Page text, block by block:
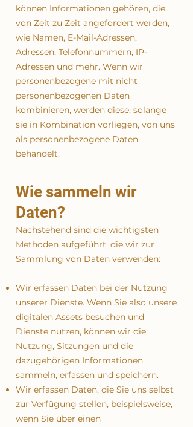
können Informationen gehören, die
von Zeit zu Zeit angefordert werden,
wie Namen, E-Mail-Adressen,
Adressen, Telefonnummern, IP-
Adressen und mehr. Wenn wir
personenbezogene mit nicht
personenbezogenen Daten
kombinieren, werden diese, solange
sie in Kombination vorliegen, von uns
als personenbezogene Daten
behandelt.
Wie sammeln wir
Daten?
Nachstehend sind die wichtigsten
Methoden aufgeführt, die wir zur
Sammlung von Daten verwenden:
Wir erfassen Daten bei der Nutzung
unserer Dienste. Wenn Sie also unsere
digitalen Assets besuchen und
Dienste nutzen, können wir die
Nutzung, Sitzungen und die
dazugehörigen Informationen
sammeln, erfassen und speichern.
Wir erfassen Daten, die Sie uns selbst
zur Verfügung stellen, beispielsweise,
wenn Sie über einen